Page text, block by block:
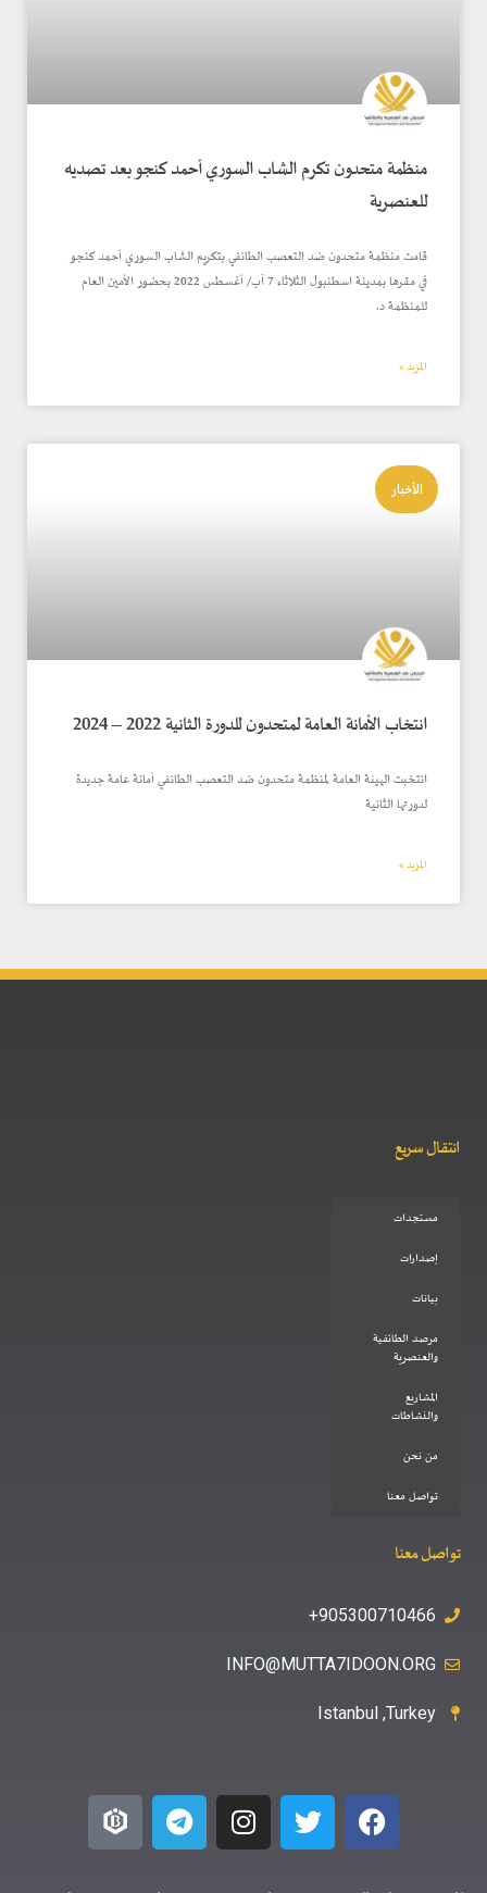
منظمة متحدون تكرم الشاب السوري أحمد كنجو بعد تصديه
للعنصرية
قامت منظمة متحدون ضد التعصب الطائفي بتكريم الشاب السوري أحمد كنجو
في مقرها بمدينة اسطنبول الثلاثاء 7 آب/ أغسطس 2022 بحضور الأمين العام
للمنظمة د.
المزيد »
الأخبار
انتخاب الأمانة العامة لمتحدون للدورة الثانية 2022 – 2024
انتخبت الهيئة العامة لمنظمة متحدون ضد التعصب الطائفي أمانة عامة جديدة
لدورتها الثانية
المزيد »
انتقال سريع
مستجدات
إصدارات
بيانات
مرصد الطائفية
والعنصرية
المشاريع
والنشاطات
من نحن
تواصل معنا
تواصل معنا
905300710466+
INFO@MUTTA7IDOON.ORG
Istanbul ,Turkey